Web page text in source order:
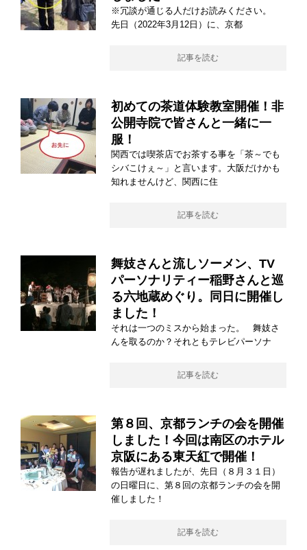
※冗談が通じる人だけお読みください。
先日（2022年3月12日）に、京都
記事を読む
初めての茶道体験教室開催！非
公開寺院で皆さんと一緒に一
服！
関西では喫茶店でお茶する事を「茶～でも
シバこけぇ～」と言います。大阪だけかも
知れませんけど、関西に住
記事を読む
舞妓さんと流しソーメン、TV
パーソナリティー稲野さんと巡
る六地蔵めぐり。同日に開催し
ました！
それは一つのミスから始まった。 舞妓さ
んを取るのか？それともテレビパーソナ
記事を読む
第８回、京都ランチの会を開催
しました！今回は南区のホテル
京阪にある東天紅で開催！
報告が遅れましたが、先日（８月３１日）
の日曜日に、第８回の京都ランチの会を開
催しました！
記事を読む